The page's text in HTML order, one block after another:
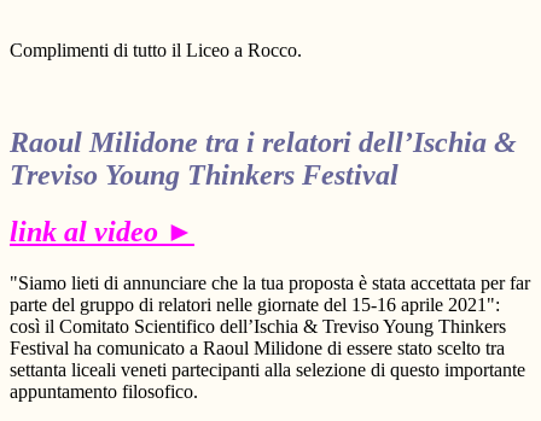
Complimenti di tutto il Liceo a Rocco.
Raoul Milidone tra i relatori dell’Ischia &
Treviso Young Thinkers Festival
link al video ►
"Siamo lieti di annunciare che la tua proposta è stata accettata per far
parte del gruppo di relatori nelle giornate del 15-16 aprile 2021":
così il Comitato Scientifico dell’Ischia & Treviso Young Thinkers
Festival ha comunicato a Raoul Milidone di essere stato scelto tra
settanta liceali veneti partecipanti alla selezione di questo importante
appuntamento filosofico.